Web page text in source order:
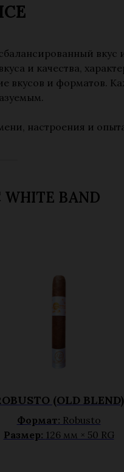
вкус
и качества,
и форматов.
настроения и
WHITE BAND
(OLD BLEND)
Формат: Robusto
Размер: 126 мм × 50 RG